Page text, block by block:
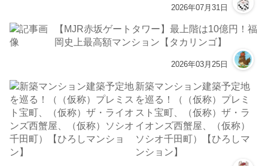
2026年07月31日
【MJR赤坂ゲートタワー】最上階は10億円！福
岡史上最高額マンション【タカリンゴ】
2026年03月25日
新築マンション建築予定地
を巡る！（（仮称）プレミ
スト宝町、（仮称）ザ・ラ
イオンズ西蟹屋、（仮称）
ソシオ千田町）【ひろしマ
ンション】